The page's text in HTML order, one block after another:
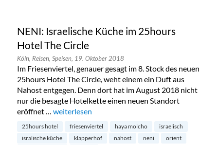
NENI: Israelische Küche im 25hours
Hotel The Circle
Köln, Reisen, Speisen, 19. Oktober 2018
Im Friesenviertel, genauer gesagt im 8. Stock des neuen
25hours Hotel The Circle, weht einem ein Duft aus
Nahost entgegen. Denn dort hat im August 2018 nicht
nur die besagte Hotelkette einen neuen Standort
eröffnet … „NENI: Israelische Küche im 25hours Hotel The
weiterlesen
25hours hotel friesenviertel haya molcho
israelisch
isralische küche
klapperhof nahost neni
orient